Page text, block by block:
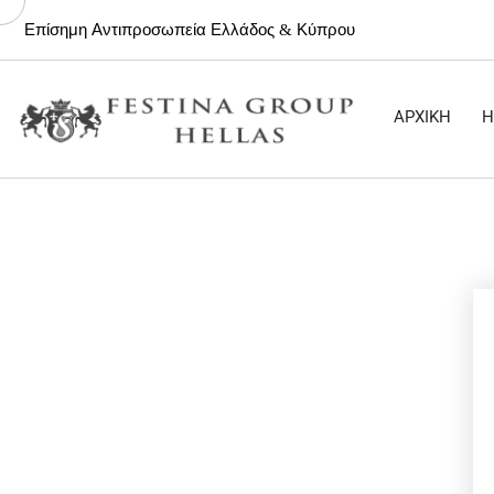
Επίσημη Αντιπροσωπεία Ελλάδος & Κύπρου
ΑΡΧΙΚΗ